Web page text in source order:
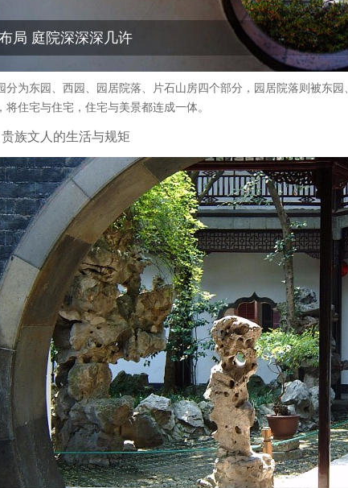
局 庭院深深深几许
分为东园、西园、园居院落、片石山房四个部分，园居院落则被东
将住宅与住宅，住宅与美景都连成一体。
族文人的生活与规矩